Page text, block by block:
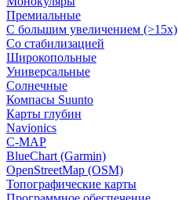
Премиальные
С большим увеличением (>15x)
Со стабилизацией
Широкопольные
Универсальные
Солнечные
Компасы Suunto
Карты глубин
Navionics
C-MAP
BlueChart (Garmin)
OpenStreetMap (OSM)
Топографические карты